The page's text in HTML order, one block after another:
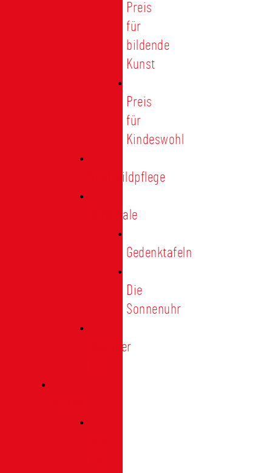
Preis
für
bildende
Kunst
Preis
für
Kindeswohl
Stadtbildpflege
Denkmale
Gedenktafeln
Die
Sonnenuhr
Ratinger